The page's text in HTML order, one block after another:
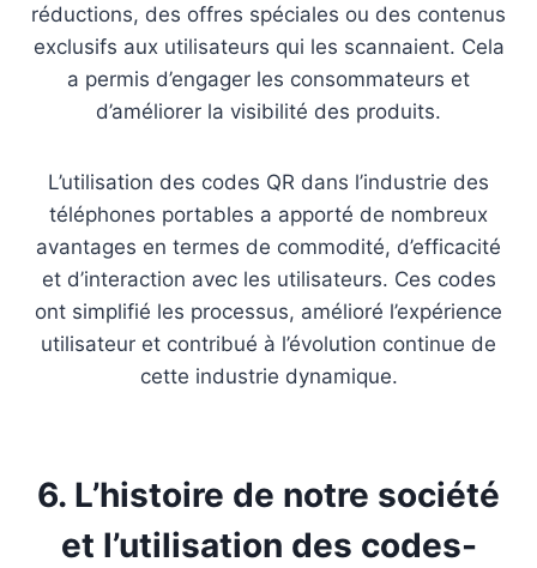
réductions, des offres spéciales ou des contenus
exclusifs aux utilisateurs qui les scannaient. Cela
a permis d’engager les consommateurs et
d’améliorer la visibilité des produits.
L’utilisation des codes QR dans l’industrie des
téléphones portables a apporté de nombreux
avantages en termes de commodité, d’efficacité
et d’interaction avec les utilisateurs. Ces codes
ont simplifié les processus, amélioré l’expérience
utilisateur et contribué à l’évolution continue de
cette industrie dynamique.
6. L’histoire de notre société
et l’utilisation des codes-